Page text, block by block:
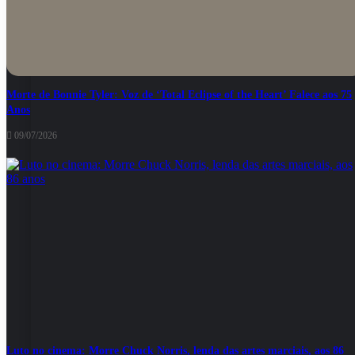
Morte de Bonnie Tyler: Voz de ‘Total Eclipse of the Heart’ Falece aos 75
Anos
09/07/2026
Luto no cinema: Morre Chuck Norris, lenda das artes marciais, aos 86